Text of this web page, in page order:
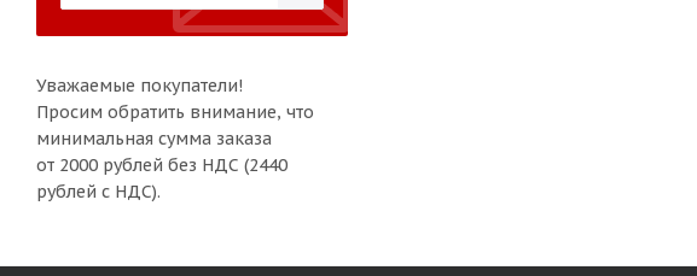
Уважаемые покупатели!
Просим обратить внимание, что
минимальная сумма заказа
от 2000 рублей без НДС (2440
рублей с НДС).